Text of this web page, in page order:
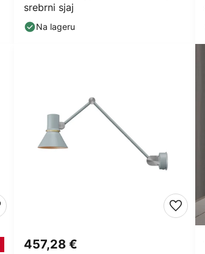
srebrni sjaj
Na lageru
457,28 €